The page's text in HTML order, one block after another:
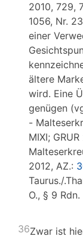
2010, 729,
1056, Nr.
einer
ältere
wird. Eine
genügen
-
MIXI;
2012, AZ.:
Taurus./
O., § 9 Rdn.
36Zwar ist